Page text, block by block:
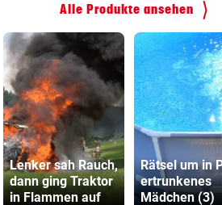
Alle Produkte ansehen
Lenker sah Rauch,
dann ging Traktor
in Flammen auf
Rätsel um in
ertrunkenes
Mädchen (3)